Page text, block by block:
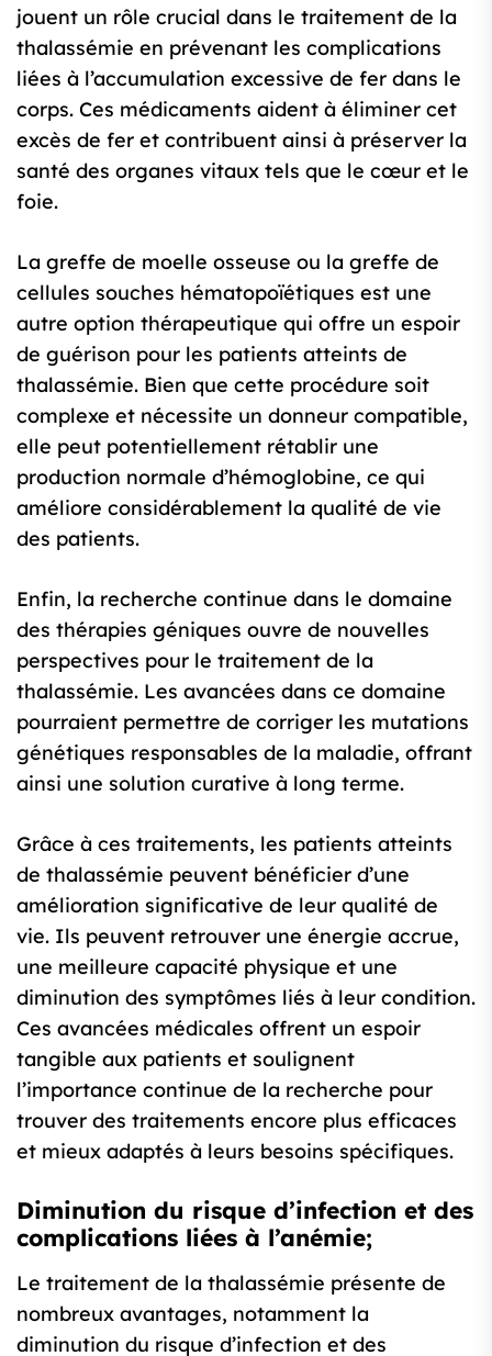
jouent un rôle crucial dans le traitement de la
thalassémie en prévenant les complications
liées à l’accumulation excessive de fer dans le
corps. Ces médicaments aident à éliminer cet
excès de fer et contribuent ainsi à préserver la
santé des organes vitaux tels que le cœur et le
foie.
La greffe de moelle osseuse ou la greffe de
cellules souches hématopoïétiques est une
autre option thérapeutique qui offre un espoir
de guérison pour les patients atteints de
thalassémie. Bien que cette procédure soit
complexe et nécessite un donneur compatible,
elle peut potentiellement rétablir une
production normale d’hémoglobine, ce qui
améliore considérablement la qualité de vie
des patients.
Enfin, la recherche continue dans le domaine
des thérapies géniques ouvre de nouvelles
perspectives pour le traitement de la
thalassémie. Les avancées dans ce domaine
pourraient permettre de corriger les mutations
génétiques responsables de la maladie, offrant
ainsi une solution curative à long terme.
Grâce à ces traitements, les patients atteints
de thalassémie peuvent bénéficier d’une
amélioration significative de leur qualité de
vie. Ils peuvent retrouver une énergie accrue,
une meilleure capacité physique et une
diminution des symptômes liés à leur condition.
Ces avancées médicales offrent un espoir
tangible aux patients et soulignent
l’importance continue de la recherche pour
trouver des traitements encore plus efficaces
et mieux adaptés à leurs besoins spécifiques.
Diminution du risque d’infection et des
complications liées à l’anémie;
Le traitement de la thalassémie présente de
nombreux avantages, notamment la
diminution du risque d’infection et des